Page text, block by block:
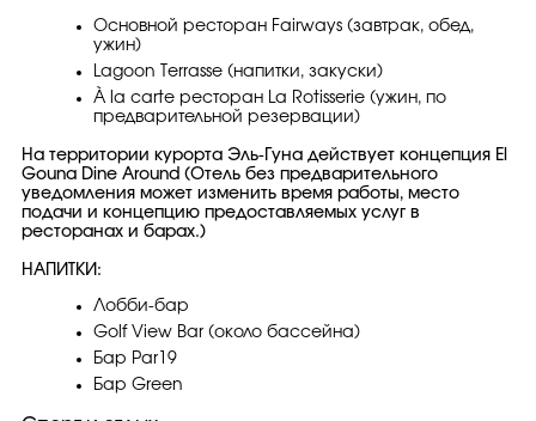
Основной ресторан Fairways (завтрак, обед,
ужин)
Lagoon Terrasse (напитки, закуски)
À la carte ресторан La Rotisserie (ужин, по
предварительной резервации)
На территории курорта Эль-Гуна действует концепция El
Gouna Dine Around (Отель без предварительного
уведомления может изменить время работы, место
подачи и концепцию предоставляемых услуг в
ресторанах и барах.)
НАПИТКИ:
Лобби-бар
Golf View Bar (около бассейна)
Бар Par19
Бар Green